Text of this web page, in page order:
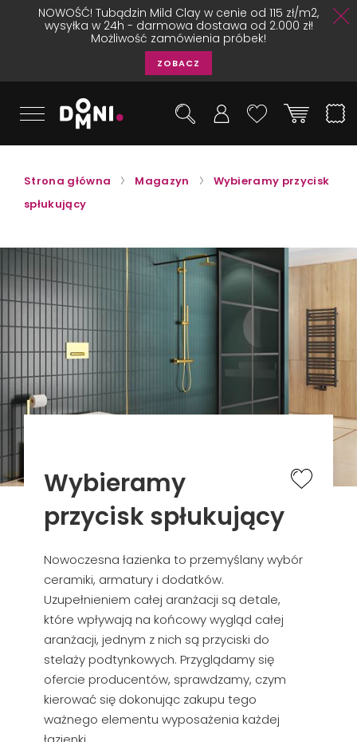
NOWOŚĆ! Tubądzin Mild Clay w cenie od 115 zł/m2,
wysyłka w 24h - darmowa dostawa od 2.000 zł!
Możliwość zamówienia próbek!
ZOBACZ
Strona główna Magazyn
Wybieramy przycisk
spłukujący
Wybieramy
przycisk spłukujący
Nowoczesna łazienka to przemyślany wybór
ceramiki, armatury i dodatków.
Uzupełnieniem całej aranżacji są detale,
które wpływają na końcowy wygląd całej
aranżacji, jednym z nich są przyciski do
stelaży podtynkowych. Przyglądamy się
ofercie producentów, sprawdzamy, czym
kierować się dokonując zakupu tego
ważnego elementu wyposażenia każdej